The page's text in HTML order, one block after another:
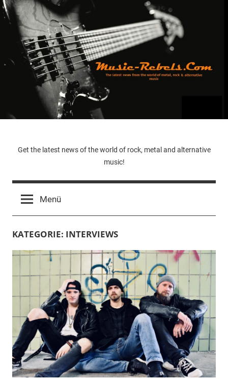
Zum
Inhalt
springen
Music-
Rebels.Com
Get the latest news of the world of rock, metal and alternative
music!
Menü
KATEGORIE: INTERVIEWS